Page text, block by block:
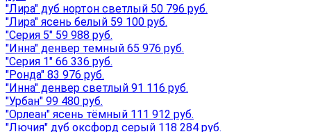
"Лира" дуб нортон светлый 50 796 руб.
"Лира" ясень белый 59 100 руб.
"Серия 5" 59 988 руб.
"Инна" денвер темный 65 976 руб.
"Серия 1" 66 336 руб.
"Ронда" 83 976 руб.
"Инна" денвер светлый 91 116 руб.
"Урбан" 99 480 руб.
"Орлеан" ясень тёмный 111 912 руб.
"Лючия" дуб оксфорд серый 118 284 руб.